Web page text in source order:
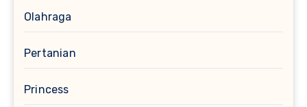
Olahraga
Pertanian
Princess